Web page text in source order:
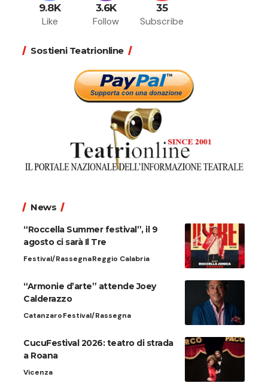
9.8K
Like
3.6K
Follow
35
Subscribe
Sostieni Teatrionline
News
“Roccella Summer festival”, il 9
agosto ci sarà Il Tre
Festival/RassegnaReggio Calabria
“Armonie d’arte” attende Joey
Calderazzo
CatanzaroFestival/Rassegna
CucuFestival 2026: teatro di strada
a Roana
Vicenza